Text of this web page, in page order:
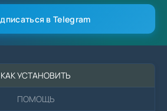
в Telegram
КАК УСТАНОВИТЬ
ПОМОЩЬ